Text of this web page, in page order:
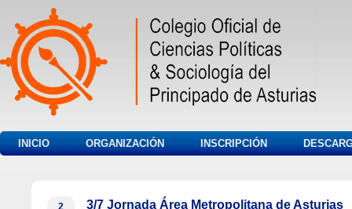
INICIO ORGANIZACIÓN INSCRIPCIÓN
2
3/7 Jornada Área Metropolitana de Asturias